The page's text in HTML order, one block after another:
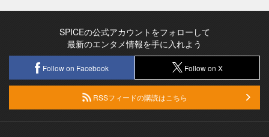
SPICEの公式アカウントをフォローして
最新のエンタメ情報を手に入れよう
Follow on Facebook Follow on X
RSSフィードの購読はこちら